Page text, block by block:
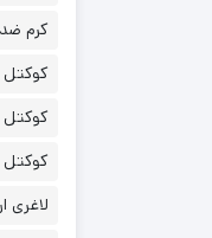
کرم
کوکتل
کوکتل
لاغری